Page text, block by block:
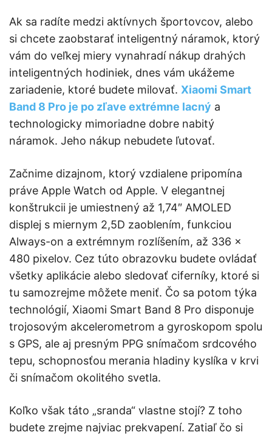
Ak sa radíte medzi aktívnych športovcov, alebo
si chcete zaobstarať inteligentný náramok, ktorý
vám do veľkej miery vynahradí nákup drahých
inteligentných hodiniek, dnes vám ukážeme
zariadenie, ktoré budete milovať. Xiaomi Smart
Band 8 Pro je po zľave extrémne lacný a
technologicky mimoriadne dobre nabitý
náramok. Jeho nákup nebudete ľutovať.
Začnime dizajnom, ktorý vzdialene pripomína
práve Apple Watch od Apple. V elegantnej
konštrukcii je umiestnený až 1,74″ AMOLED
displej s miernym 2,5D zaoblením, funkciou
Always-on a extrémnym rozlíšením, až 336 x
480 pixelov. Cez túto obrazovku budete ovládať
všetky aplikácie alebo sledovať ciferníky, ktoré si
tu samozrejme môžete meniť. Čo sa potom týka
technológií, Xiaomi Smart Band 8 Pro disponuje
trojosovým akcelerometrom a gyroskopom spolu
s GPS, ale aj presným PPG snímačom srdcového
tepu, schopnosťou merania hladiny kyslíka v krvi
či snímačom okolitého svetla.
Koľko však táto „sranda“ vlastne stojí? Z toho
budete zrejme najviac prekvapení. Zatiaľ čo si